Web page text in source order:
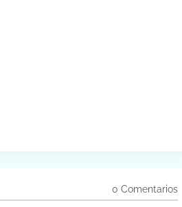
0 Comentarios